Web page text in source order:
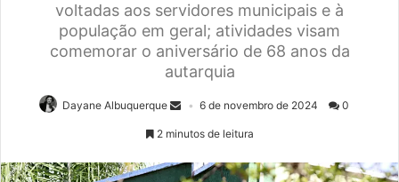
voltadas aos servidores municipais e à
população em geral; atividades visam
comemorar o aniversário de 68 anos da
autarquia
Dayane Albuquerque 6 de novembro de 2024 0
2 minutos de leitura